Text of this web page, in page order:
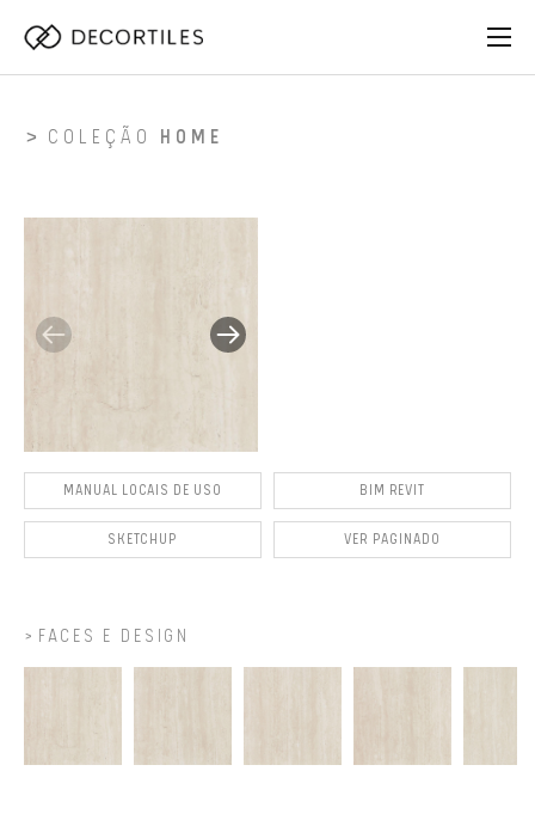
COLEÇÃO HOME
MANUAL LOCAIS DE USO BIM REVIT
SKETCHUP VER PAGINADO
FACES E DESIGN